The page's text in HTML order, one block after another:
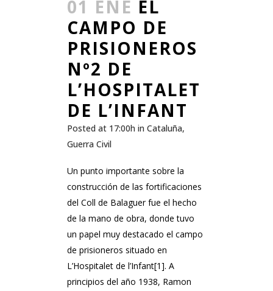
01 ENE EL
CAMPO DE
PRISIONEROS
Nº2 DE
L’HOSPITALET
DE L’INFANT
Posted at 17:00h in Cataluña,
Guerra Civil
Un punto importante sobre la
construcción de las fortificaciones
del Coll de Balaguer fue el hecho
de la mano de obra, donde tuvo
un papel muy destacado el campo
de prisioneros situado en
L’Hospitalet de l’Infant[1]. A
principios del año 1938, Ramon